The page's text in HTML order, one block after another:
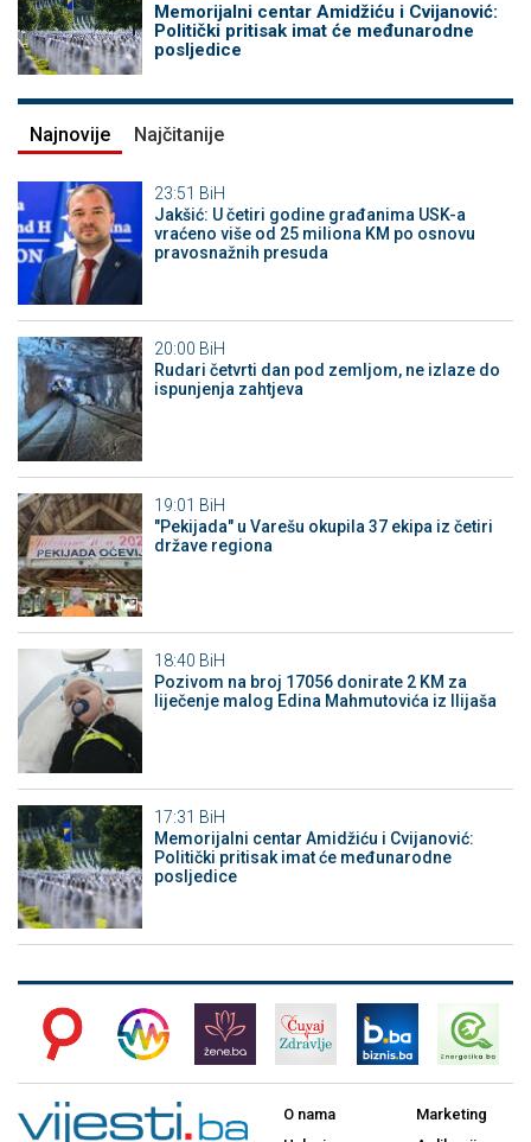
Memorijalni centar Amidžiću i Cvijanović:
Politički pritisak imat će međunarodne
posljedice
Najnovije Najčitanije
23:51 BiH
Jakšić: U četiri godine građanima USK-a
vraćeno više od 25 miliona KM po osnovu
pravosnažnih presuda
20:00 BiH
Rudari četvrti dan pod zemljom, ne izlaze do
ispunjenja zahtjeva
19:01 BiH
"Pekijada" u Varešu okupila 37 ekipa iz četiri
države regiona
18:40 BiH
Pozivom na broj 17056 donirate 2 KM za
liječenje malog Edina Mahmutovića iz Ilijaša
17:31 BiH
Memorijalni centar Amidžiću i Cvijanović:
Politički pritisak imat će međunarodne
posljedice
O nama
Marketing